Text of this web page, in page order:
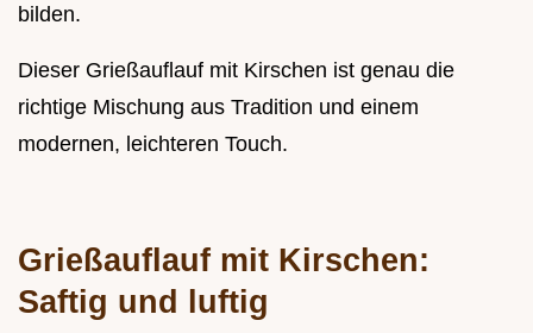
bilden.
Dieser Grießauflauf mit Kirschen ist genau die
richtige Mischung aus Tradition und einem
modernen, leichteren Touch.
Grießauflauf mit Kirschen:
Saftig und luftig